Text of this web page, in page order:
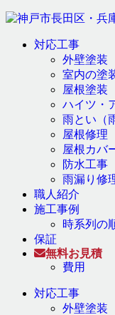
対応工事
外壁塗装
室内の塗
屋根塗装
ハイツ・
雨とい（
屋根修理
屋根カバ
防水工事
雨漏り修
職人紹介
施工事例
時系列の
保証
無料お見積
費用
対応工事
外壁塗装